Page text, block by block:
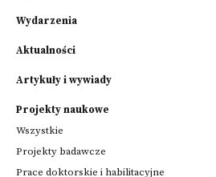
Wydarzenia
Aktualności
Artykuły i wywiady
Projekty naukowe
Wszystkie
Projekty badawcze
Prace doktorskie i habilitacyjne